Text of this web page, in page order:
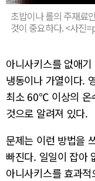
초밥이나 롤의 주재료
것이 중요하다. <사진
아니사키스를 없애
냉동이나 가열이다.
최소 60℃ 이상의 온
것으로 알려져 있다.
문제는 이런 방법을
빠진다. 일일이 잡아
아니사키스를 효과